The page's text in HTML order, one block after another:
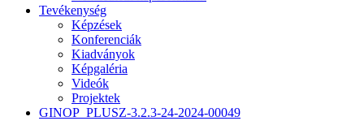
Tevékenység
Képzések
Konferenciák
Kiadványok
Képgaléria
Videók
Projektek
GINOP_PLUSZ-3.2.3-24-2024-00049